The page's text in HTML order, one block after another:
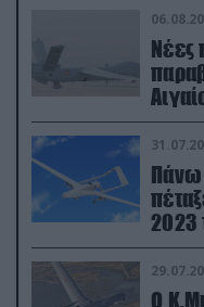
Νέες
Πάνω
2023
Ο